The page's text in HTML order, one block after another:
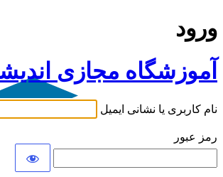
ورود
آموزشگاه مجازی
نام کاربری یا نشانی ایمیل
رمز عبور